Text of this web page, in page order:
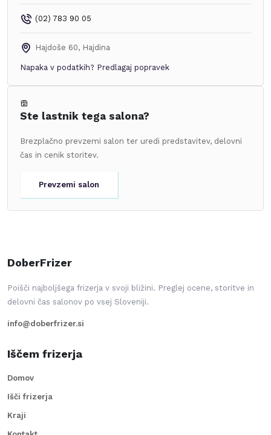
(02) 783 90 05
Hajdoše 60, Hajdina
Napaka v podatkih? Predlagaj popravek
Ste lastnik tega salona?
Brezplačno prevzemi salon ter uredi predstavitev, delovni
čas in cenik storitev.
Prevzemi salon
DoberFrizer
Poišči najboljšega frizerja v svoji bližini. Preglej ocene, storitve in
delovni čas salonov po vsej Sloveniji.
info@doberfrizer.si
Iščem frizerja
Domov
Išči frizerja
Kraji